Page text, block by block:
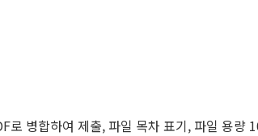
로 병합하여 제출, 파일 목차 표기, 파일 용량